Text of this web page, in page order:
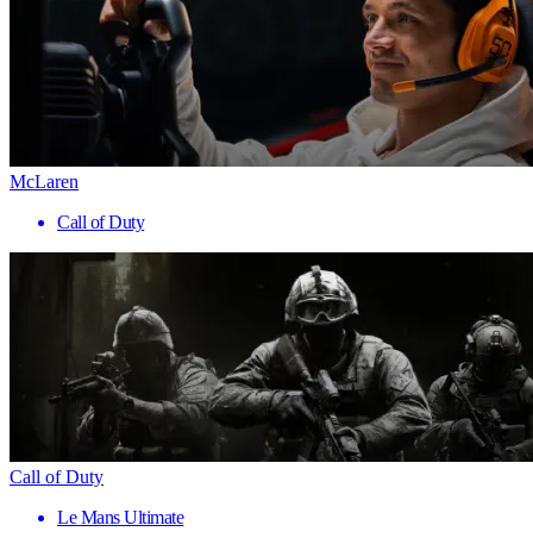
McLaren
Call of Duty
Call of Duty
Le Mans Ultimate